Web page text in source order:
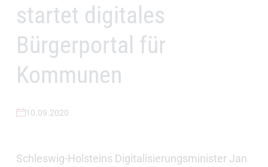
startet digitales
Bürgerportal für
Kommunen
10.09.2020
Schleswig-Holsteins Digitalisierungsminister Jan